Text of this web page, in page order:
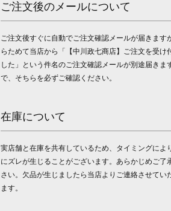
ご注文後のメールについて
ご注文後すぐに自動でご注文確認メールが届きます
らためて当店から「【中川政七商店】ご注文を受け
した」という件名のご注文確認メールが別途届きま
で、そちらを必ずご確認ください。
在庫について
実店舗と在庫を共有しているため、タイミングによ
にズレが生じることがございます。あらかじめご了
さい。欠品が生じましたら当店よりご連絡させてい
ます。